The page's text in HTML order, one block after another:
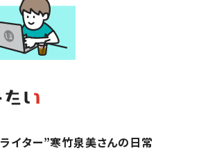
イター”寒竹泉美さんの日常